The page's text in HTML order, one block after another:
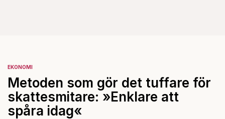
EKONOMI
Metoden som gör det tuffare för
skattesmitare: »Enklare att
spåra idag«